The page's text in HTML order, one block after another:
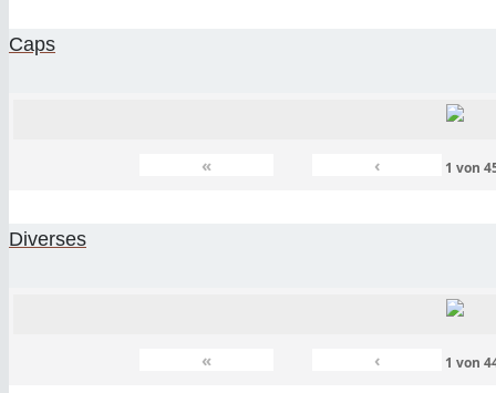
Caps
« ‹ 1 von
Diverses
« ‹ 1 von